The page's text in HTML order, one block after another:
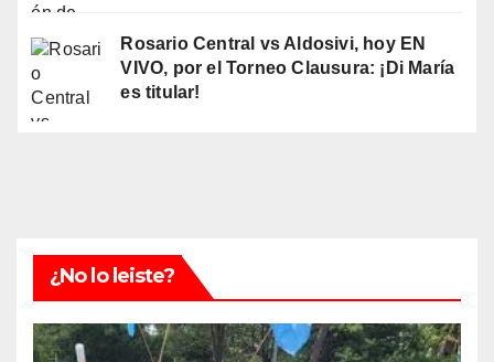
Rosario Central vs Aldosivi, hoy EN
VIVO, por el Torneo Clausura: ¡Di María
es titular!
¿No lo leiste?